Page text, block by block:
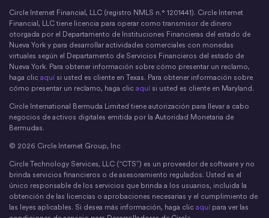
Circle Internet Financial, LLC (registro NMLS n.° 1201441). Circle Internet
Financial, LLC tiene licencia para operar como transmisor de dinero
otorgada por el Departamento de Instituciones Financieras del estado de
Nueva York y para desarrollar actividades comerciales con monedas
virtuales según el Departamento de Servicios Financieros del estado de
Nueva York. Para obtener información sobre cómo presentar un reclamo,
haga clic aquí si usted es cliente en Texas. Para obtener información sobre
cómo presentar un reclamo, haga clic aquí si usted es cliente en Maryland.
Circle International Bermuda Limited tiene autorización para llevar a cabo
negocios de activos digitales emitida por la Autoridad Monetaria de
Bermudas.
© 2026 Circle Internet Group, Inc
Circle Technology Services, LLC (“CTS”) es un proveedor de software y no
brinda servicios financieros o de asesoramiento regulados. Usted es el
único responsable de los servicios que brinda a los usuarios, incluida la
obtención de las licencias o aprobaciones necesarias y el cumplimiento de
las leyes aplicables. Si desea más información, haga clic aquí para ver las